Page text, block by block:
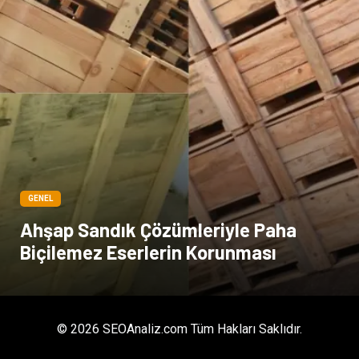
GENEL
Ahşap Sandık Çözümleriyle Paha
Biçilemez Eserlerin Korunması
© 2026 SEOAnaliz.com Tüm Hakları Saklıdır.